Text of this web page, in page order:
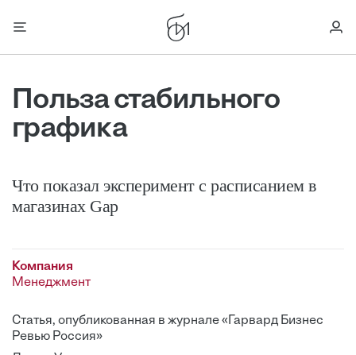
Польза стабильного
графика
Что показал эксперимент с расписанием в
магазинах Gap
Компания
Менеджмент
Статья, опубликованная в журнале «Гарвард Бизнес
Ревью Россия»